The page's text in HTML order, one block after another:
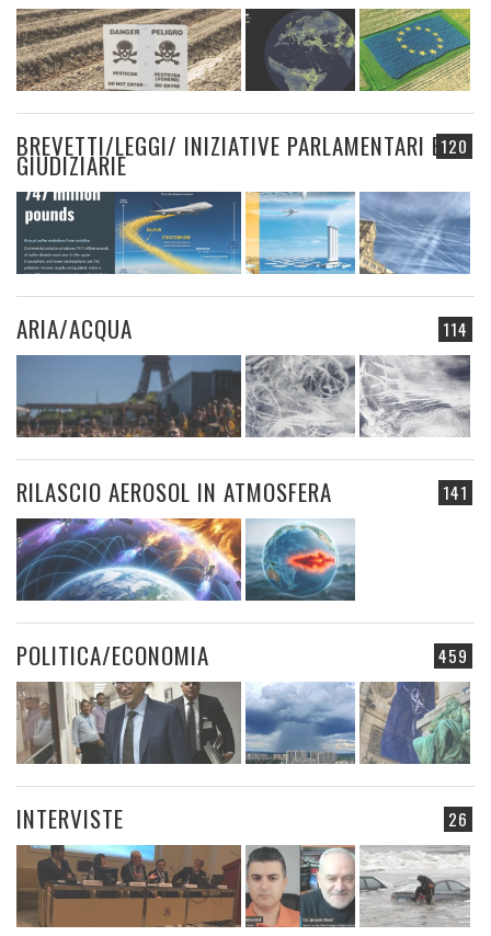
120
BREVETTI/LEGGI/ INIZIATIVE PARLAMENTARI E
GIUDIZIARIE
114
ARIA/ACQUA
141
RILASCIO AEROSOL IN ATMOSFERA
459
POLITICA/ECONOMIA
26
INTERVISTE